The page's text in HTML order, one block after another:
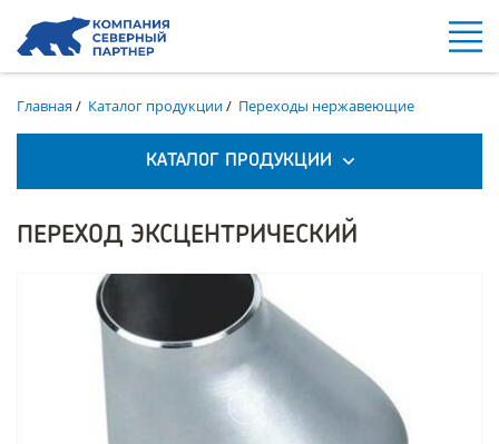
Главная/ Каталог продукции/ Переходы нержавеющие
КАТАЛОГ ПРОДУКЦИИ
ПЕРЕХОД ЭКСЦЕНТРИЧЕСКИЙ